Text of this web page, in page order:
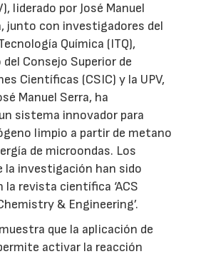
liderado por José Manuel
junto con investigadores del
Química (ITQ),
Consejo Superior de
Científicas (CSIC) y la UPV,
Manuel Serra, ha
sistema innovador para
limpio a partir de metano
de microondas. Los
la investigación han sido
la revista científica ‘ACS
& Engineering’.
que la aplicación de
activar la reacción